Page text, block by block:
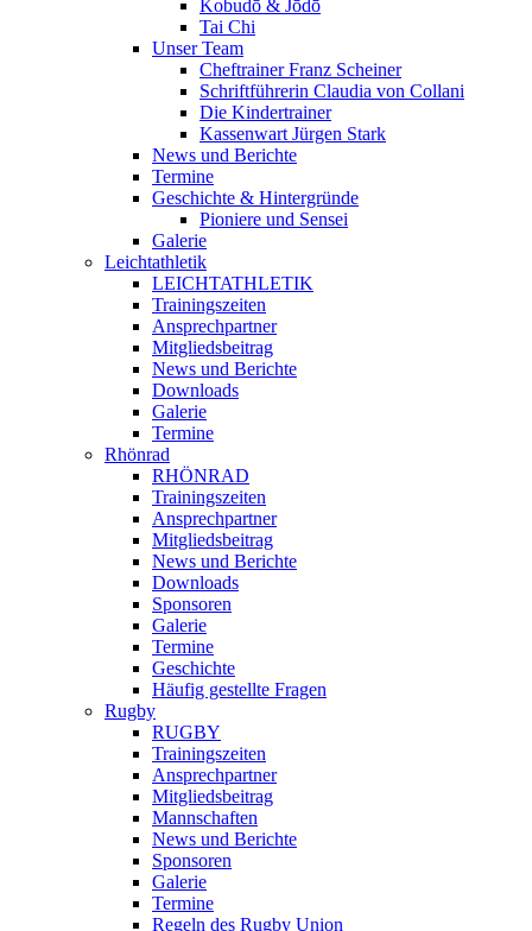
Kobudō & Jōdō
Tai Chi
Unser Team
Cheftrainer Franz Scheiner
Schriftführerin Claudia von Collani
Die Kindertrainer
Kassenwart Jürgen Stark
News und Berichte
Termine
Geschichte & Hintergründe
Pioniere und Sensei
Galerie
Leichtathletik
LEICHTATHLETIK
Trainingszeiten
Ansprechpartner
Mitgliedsbeitrag
News und Berichte
Downloads
Galerie
Termine
Rhönrad
RHÖNRAD
Trainingszeiten
Ansprechpartner
Mitgliedsbeitrag
News und Berichte
Downloads
Sponsoren
Galerie
Termine
Geschichte
Häufig gestellte Fragen
Rugby
RUGBY
Trainingszeiten
Ansprechpartner
Mitgliedsbeitrag
Mannschaften
News und Berichte
Sponsoren
Galerie
Termine
Regeln des Rugby Union